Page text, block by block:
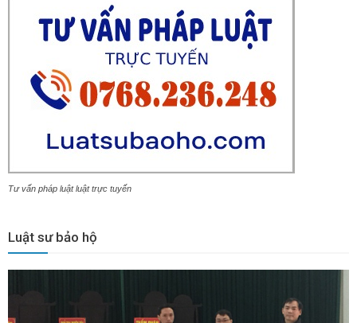
Tư vấn pháp luật luật trực tuyến
Luật sư bảo hộ